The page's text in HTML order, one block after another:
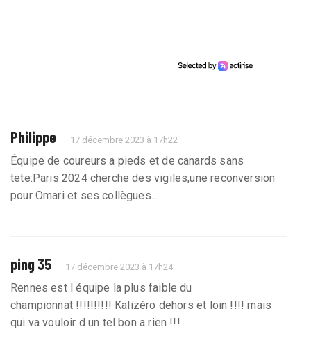
Philippe 17 décembre 2023 à 17h22
Équipe de coureurs a pieds et de canards sans
tete:Paris 2024 cherche des vigiles,une reconversion
pour Omari et ses collègues...
ping 35 17 décembre 2023 à 17h24
Rennes est l équipe la plus faible du
championnat !!!!!!!!!! Kalizéro dehors et loin !!!! mais
qui va vouloir d un tel bon a rien !!!